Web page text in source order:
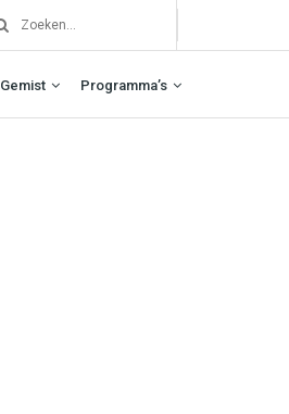
Gemist Programma’s